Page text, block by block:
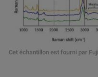
Cet échantillon est fourni par Fuji